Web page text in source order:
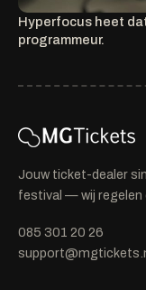
Hyperfocus heet
programmeur.
Jouw ticket-dealer
festival — wij regelen
085 301 20 26